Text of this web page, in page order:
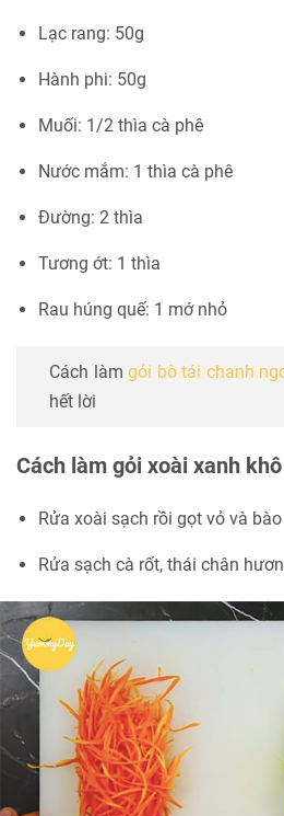
Lạc rang: 50g
Hành phi: 50g
Muối: 1/2 thìa cà phê
Nước mắm: 1 thìa cà phê
Đường: 2 thìa
Tương ớt: 1 thìa
Rau húng quế: 1 mớ nhỏ
Cách làmgỏi bò tái chanh
hết lời
Cách làm gỏi xoài xanh
Rửa xoài sạch rồi gọt vỏ và
Rửa sạch cà rốt, thái chân